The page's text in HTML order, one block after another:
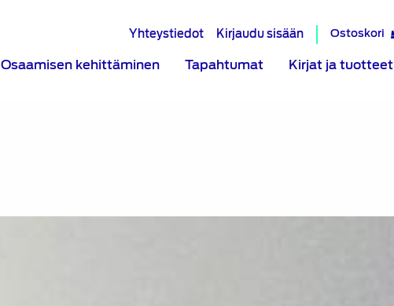
Yhteystiedot Kirjaudu sisään Ostoskori
Osaamisen kehittäminen Tapahtumat Kirjat ja tuotteet